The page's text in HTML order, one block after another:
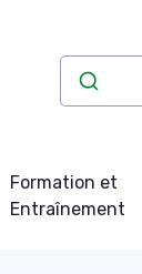
Formation et
Entraînement